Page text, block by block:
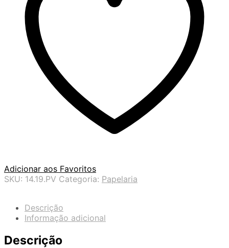
Adicionar aos Favoritos
SKU: 14.19.PV Categoria: Papelaria
Descrição
Informação adicional
Descrição